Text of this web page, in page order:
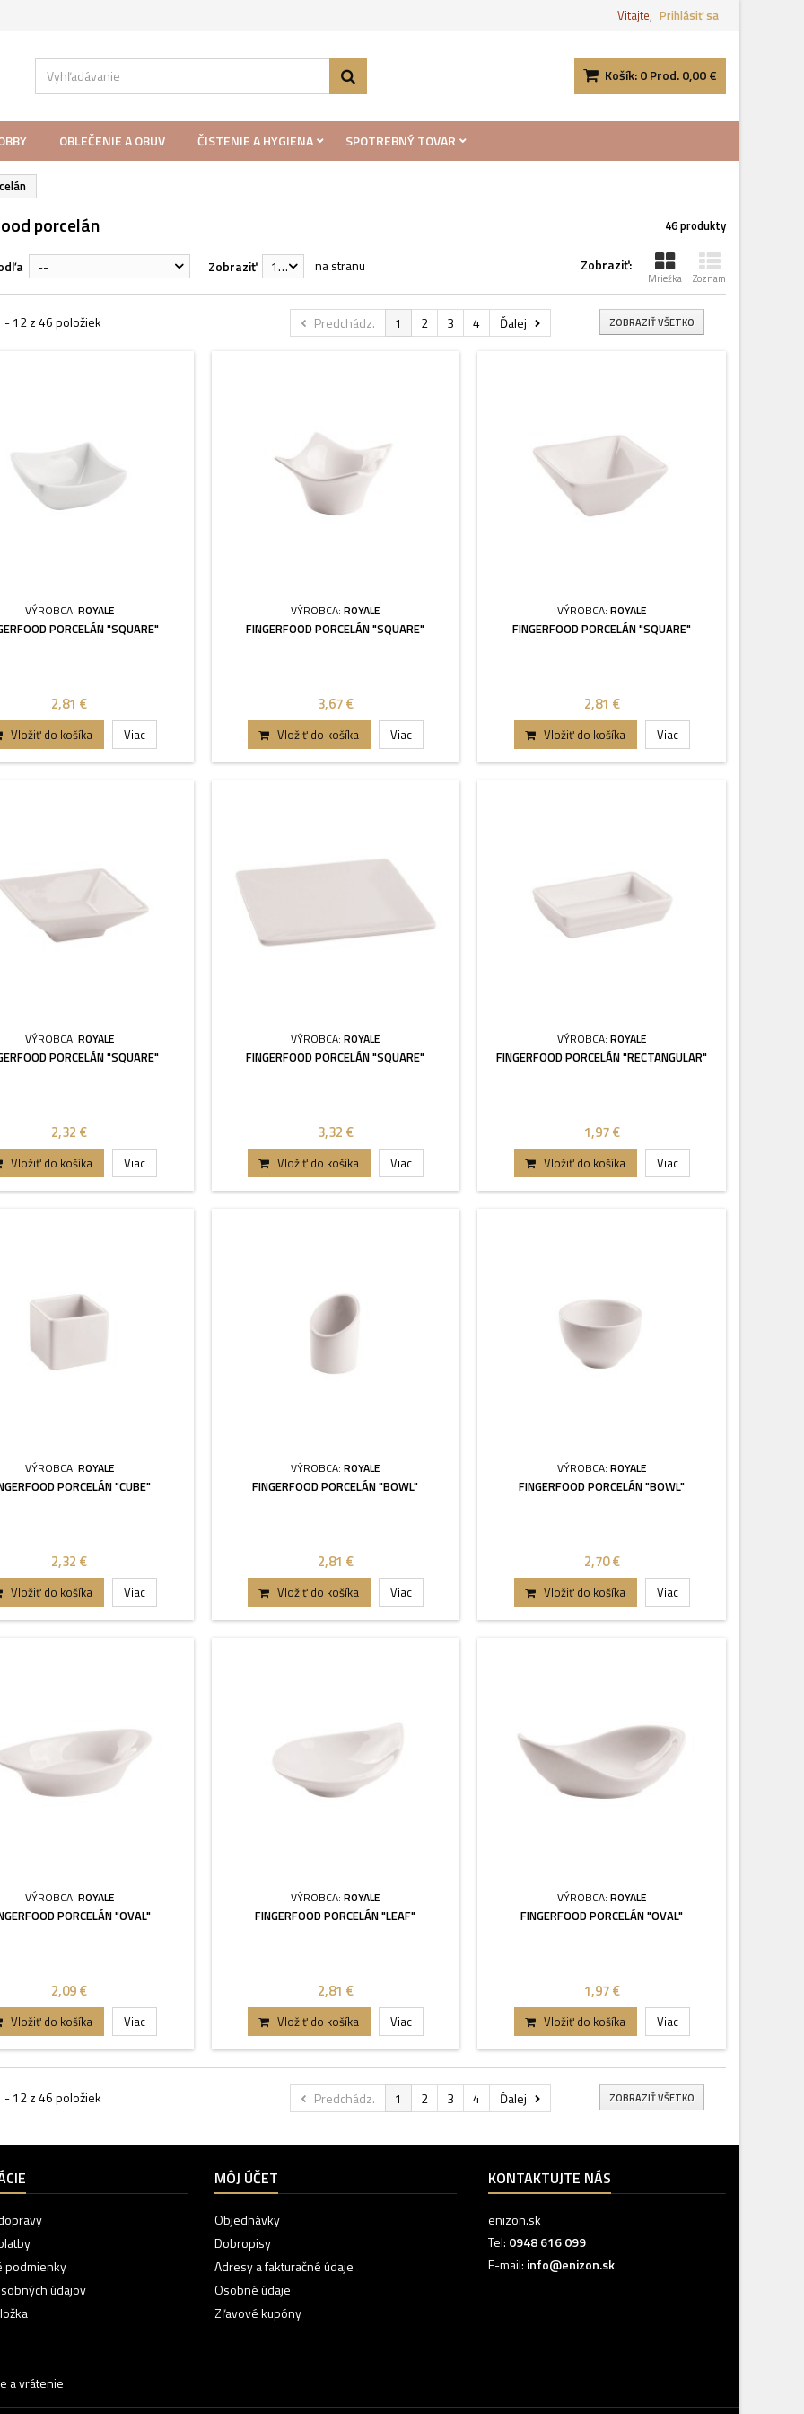
Vitajte, Prihlásiť sa
Košík:0Prod.0,00 €
OBLEČENIE A OBUV ČISTENIE A HYGIENA SPOTREBNÝ TOVAR
porcelán 46 produkty
Zobraziť:
Mriežka Zoznam
-- Zobraziť 12 na stranu
Predchádz. 1 2 3 4 Ďalej ZOBRAZIŤ VŠETKO
12 z 46 položiek
VÝROBCA: ROYALE
PORCELÁN "SQUARE"
2,81 €
Vložiť do košíka Viac
VÝROBCA:ROYALE
FINGERFOOD PORCELÁN "SQUARE"
3,67 €
Vložiť do košíka Viac
VÝROBCA:ROYALE
FINGERFOOD PORCELÁN "SQUARE"
2,81 €
Vložiť do košíka Viac
VÝROBCA: ROYALE
PORCELÁN "SQUARE"
2,32 €
Vložiť do košíka Viac
VÝROBCA:ROYALE
FINGERFOOD PORCELÁN "SQUARE"
3,32 €
Vložiť do košíka Viac
VÝROBCA:ROYALE
FINGERFOOD PORCELÁN "RECTANGULAR"
1,97 €
Vložiť do košíka Viac
VÝROBCA: ROYALE
PORCELÁN "CUBE"
2,32 €
Vložiť do košíka Viac
VÝROBCA:ROYALE
FINGERFOOD PORCELÁN "BOWL"
2,81 €
Vložiť do košíka Viac
VÝROBCA:ROYALE
FINGERFOOD PORCELÁN "BOWL"
2,70 €
Vložiť do košíka Viac
VÝROBCA: ROYALE
PORCELÁN "OVAL"
2,09 €
Vložiť do košíka Viac
VÝROBCA:ROYALE
FINGERFOOD PORCELÁN "LEAF"
2,81 €
Vložiť do košíka Viac
VÝROBCA:ROYALE
FINGERFOOD PORCELÁN "OVAL"
1,97 €
Vložiť do košíka Viac
Predchádz. 1 2 3 4 Ďalej ZOBRAZIŤ VŠETKO
12 z 46 položiek
podmienky
údajov
a vrátenie
MÔJ ÚČET
Objednávky
Dobropisy
Adresy a fakturačné údaje
Osobné údaje
Zľavové kupóny
KONTAKTUJTE NÁS
enizon.sk
Tel: 0948 616 099
E-mail: info@enizon.sk